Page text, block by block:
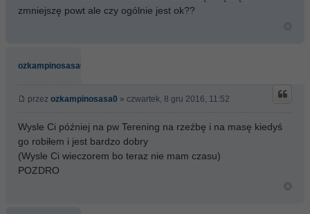
zmniejszę powt ale czy ogólnie jest ok??
ozkampinosasa0
przez ozkampinosasa0 » czwartek, 8 gru 2016, 11:52
Wysle Ci później na pw Terening na rzeźbę i na masę kiedyś
go robiłem i jest bardzo dobry
(Wysle Ci wieczorem bo teraz nie mam czasu)
POZDRO